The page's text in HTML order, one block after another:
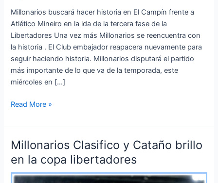
Millonarios buscará hacer historia en El Campín frente a
Atlético Mineiro en la ida de la tercera fase de la
Libertadores Una vez más Millonarios se reencuentra con
la historia . El Club embajador reapacera nuevamente para
seguir haciendo historia. Millonarios disputará el partido
más importante de lo que va de la temporada, este
miércoles en […]
Read More »
Millonarios Clasifico y Cataño brillo
en la copa libertadores
Millonarios
Clasifico
y
Cataño